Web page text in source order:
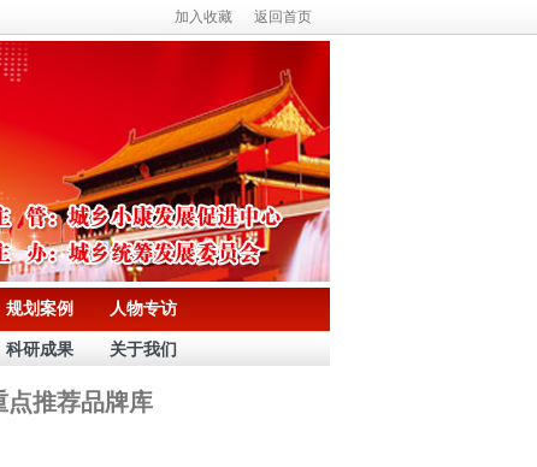
加入收藏 返回首页
规划案例 人物专访
科研成果 关于我们
推荐品牌库